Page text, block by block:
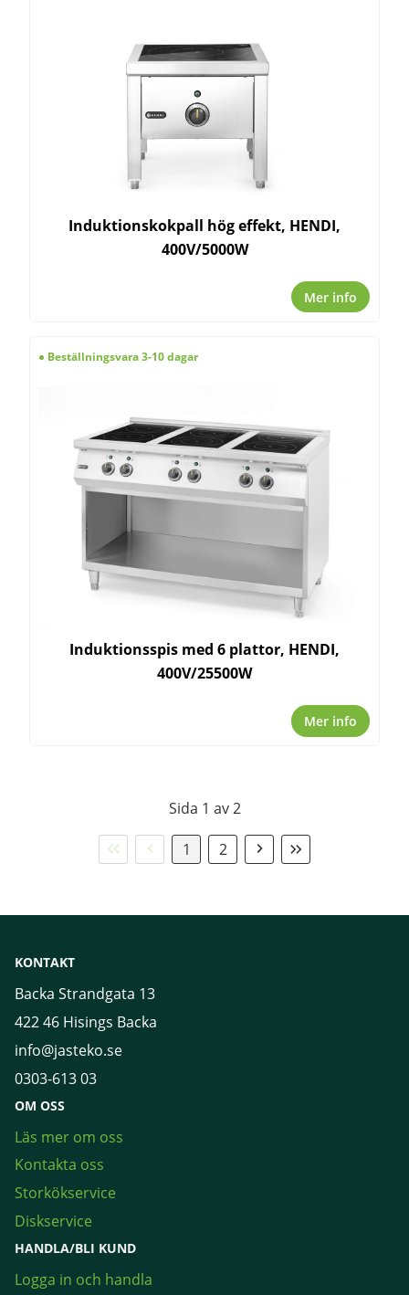
Induktionskokpall hög effekt, HENDI,
400V/5000W
Mer info
Beställningsvara 3-10 dagar
Induktionsspis med 6 plattor, HENDI,
400V/25500W
Mer info
Sida 1 av 2
Första
sidan
Föregående
sida
1 2
Nästa
sida
Sista
sidan
KONTAKT
Backa Strandgata 13
422 46 Hisings Backa
info@jasteko.se
0303-613 03
OM OSS
Läs mer om oss
Kontakta oss
Storkökservice
Diskservice
HANDLA/BLI KUND
Logga in och handla